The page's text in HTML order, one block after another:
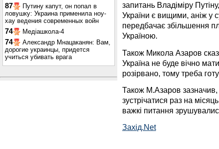
87
Путину капут, он попал в
ловушку: Украина применила ноу-
хау ведения современных войн
74 Медіашкола-4
74
Александр Мнацаканян: Вам,
дорогие украинцы, придется
учиться убивать врага
запитань Владіміру
України є вищими, аніж у
передбачає збільшення
Україною.
Також Микола Азаров
Україна не буде вічно
розірвано, тому треба
Також М.Азаров
зустрічатися раз на
важкі питання
Захід.Net